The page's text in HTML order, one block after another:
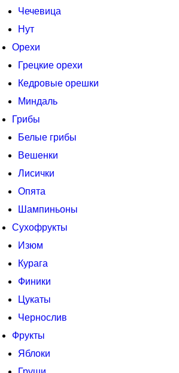
Чечевица
Нут
Орехи
Грецкие орехи
Кедровые орешки
Миндаль
Грибы
Белые грибы
Вешенки
Лисички
Опята
Шампиньоны
Сухофрукты
Изюм
Курага
Финики
Цукаты
Чернослив
Фрукты
Яблоки